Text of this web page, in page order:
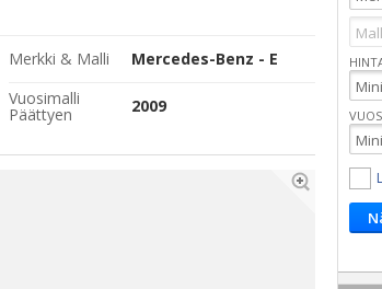
Merkki & Malli
Mercedes-Benz - E
Vuosimalli
Päättyen 2009